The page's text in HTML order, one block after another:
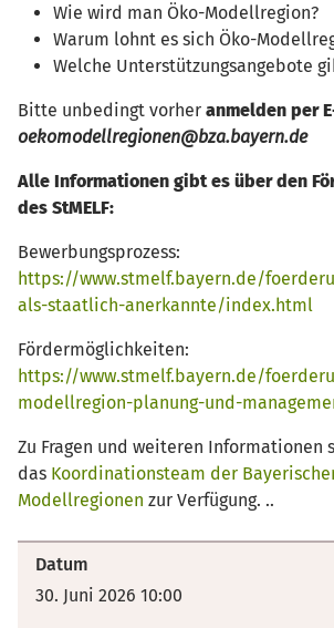
Wie wird man Öko-Modellregion?
Warum lohnt es sich Öko-
Welche Unterstützungsangebote
Bitte unbedingt vorher anmelden per
oekomodellregionen@bza.bayern.de
Alle Informationen gibt es über den
des StMELF:
Bewerbungsprozess:
https://www.stmelf.bayern.de/
als-staatlich-anerkannte/index.html
Fördermöglichkeiten:
https://www.stmelf.bayern.de/
modellregion-planung-und-
Zu Fragen und weiteren Informationen
das Koordinationsteam der
Modellregionen zur Verfügung. ..
Datum
30. Juni 2026 10:00